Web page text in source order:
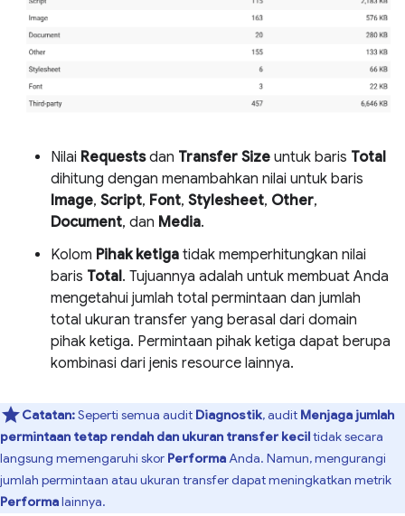
Nilai Requestsdan Transfer Size untuk baris Total
dihitung dengan menambahkan nilai untuk baris
Image, Script, Font, Stylesheet, Other,
Document, dan Media.
Kolom Pihak ketiga tidak memperhitungkan nilai
baris Total. Tujuannya adalah untuk membuat Anda
mengetahui jumlah total permintaan dan jumlah
total ukuran transfer yang berasal dari domain
pihak ketiga. Permintaan pihak ketiga dapat berupa
kombinasi dari jenis resource lainnya.
Catatan:Seperti semua audit Diagnostik, audit Menjaga jumlah
permintaan tetap rendah dan ukuran transfer keciltidak secara
langsung memengaruhi skor PerformaAnda. Namun, mengurangi
jumlah permintaan atau ukuran transfer dapat meningkatkan metrik
Performalainnya.